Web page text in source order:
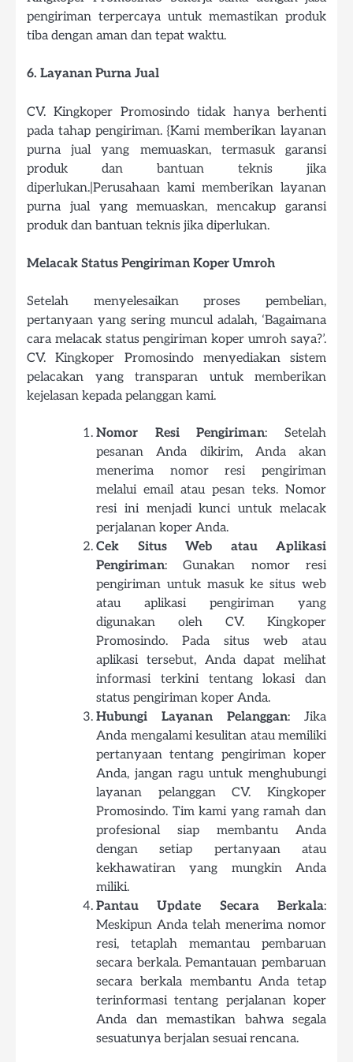
pengiriman terpercaya untuk memastikan produk
tiba dengan aman dan tepat waktu.
6. Layanan Purna Jual
CV. Kingkoper Promosindo tidak hanya berhenti
pada tahap pengiriman. {Kami memberikan layanan
purna jual yang memuaskan, termasuk garansi
produk dan bantuan teknis jika
diperlukan.|Perusahaan kami memberikan layanan
purna jual yang memuaskan, mencakup garansi
produk dan bantuan teknis jika diperlukan.
Melacak Status Pengiriman Koper Umroh
Setelah menyelesaikan proses pembelian,
pertanyaan yang sering muncul adalah, ‘Bagaimana
cara melacak status pengiriman koper umroh saya?’.
CV. Kingkoper Promosindo menyediakan sistem
pelacakan yang transparan untuk memberikan
kejelasan kepada pelanggan kami.
Nomor Resi Pengiriman: Setelah
pesanan Anda dikirim, Anda akan
menerima nomor resi pengiriman
melalui email atau pesan teks. Nomor
resi ini menjadi kunci untuk melacak
perjalanan koper Anda.
Cek Situs Web atau Aplikasi
Pengiriman: Gunakan nomor resi
pengiriman untuk masuk ke situs web
atau aplikasi pengiriman yang
digunakan oleh CV. Kingkoper
Promosindo. Pada situs web atau
aplikasi tersebut, Anda dapat melihat
informasi terkini tentang lokasi dan
status pengiriman koper Anda.
Hubungi Layanan Pelanggan: Jika
Anda mengalami kesulitan atau memiliki
pertanyaan tentang pengiriman koper
Anda, jangan ragu untuk menghubungi
layanan pelanggan CV. Kingkoper
Promosindo. Tim kami yang ramah dan
profesional siap membantu Anda
dengan setiap pertanyaan atau
kekhawatiran yang mungkin Anda
miliki.
Pantau Update Secara Berkala:
Meskipun Anda telah menerima nomor
resi, tetaplah memantau pembaruan
secara berkala. Pemantauan pembaruan
secara berkala membantu Anda tetap
terinformasi tentang perjalanan koper
Anda dan memastikan bahwa segala
sesuatunya berjalan sesuai rencana.